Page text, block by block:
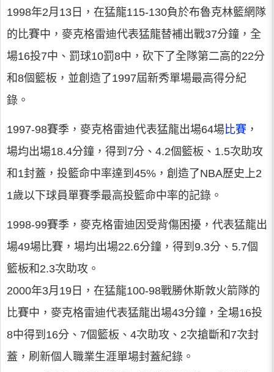
1998年2月13日，在猛龍115-130負於布魯克林籃網隊
的比賽中，麥克格雷迪代表猛龍替補出戰37分鐘，全
場16投7中、罰球10罰8中，砍下了全隊第二高的22分
和8個籃板，並創造了1997屆新秀單場最高得分紀
錄。
1997-98賽季，麥克格雷迪代表猛龍出場64場比賽 ，
場均出場18.4分鐘，得到7分、4.2個籃板、1.5次助攻
和1封蓋，投籃命中率達到45%，創造了NBA歷史上2
1歲以下球員單賽季最高投籃命中率的記錄。
1998-99賽季，麥克格雷迪因受背傷困擾，代表猛龍出
場49場比賽，場均出場22.6分鐘，得到9.3分、5.7個
籃板和2.3次助攻。
2000年3月19日，在猛龍100-98戰勝休斯敦火箭隊的
比賽中，麥克格雷迪代表猛龍出場43分鐘，全場16投
8中得到16分、7個籃板、4次助攻、2次搶斷和7次封
蓋，刷新個人職業生涯單場封蓋紀錄。